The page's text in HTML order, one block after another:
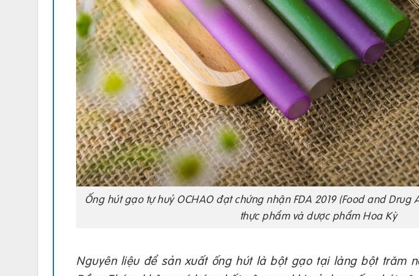
Ống hút gạo tự huỷ OCHAO đạt chứng nhận FDA 2019 (Food and
thực phẩm và dược phẩm Hoa Kỳ
Nguyên liệu để sản xuất ống hút là bột gạo tại làng bột trăm